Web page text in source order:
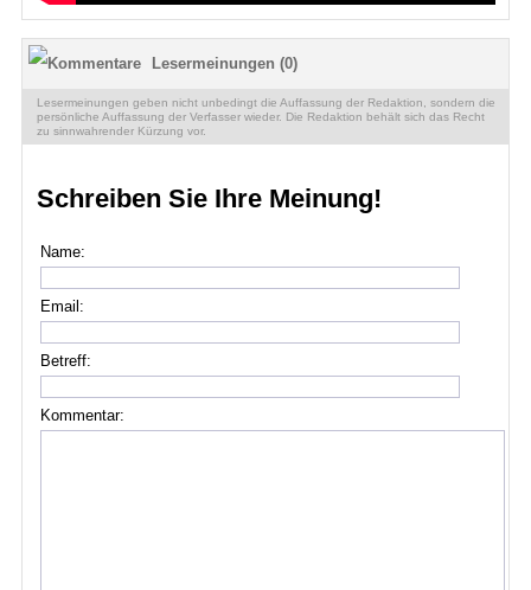
Lesermeinungen (0)
Lesermeinungen geben nicht unbedingt die Auffassung der Redaktion, sondern die
persönliche Auffassung der Verfasser wieder. Die Redaktion behält sich das Recht
zu sinnwahrender Kürzung vor.
Schreiben Sie Ihre Meinung!
Name:
Email:
Betreff:
Kommentar: